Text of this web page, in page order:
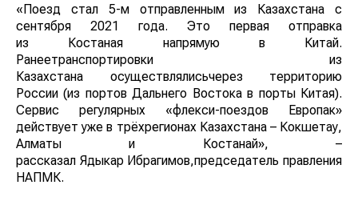
«Поезд стал 5-м отправленным из Казахстана с
сентября 2021 года. Это первая отправка
из Костаная напрямую в Китай.
Ранеетранспортировки из
Казахстана осуществлялисьчерез территорию
России (из портов Дальнего Востока в порты Китая).
Сервис регулярных «флекси-поездов Европак»
действует уже в трёхрегионах Казахстана – Кокшетау,
Алматы и Костанай», –
рассказал Ядыкар Ибрагимов,председатель правления
НАПМК.